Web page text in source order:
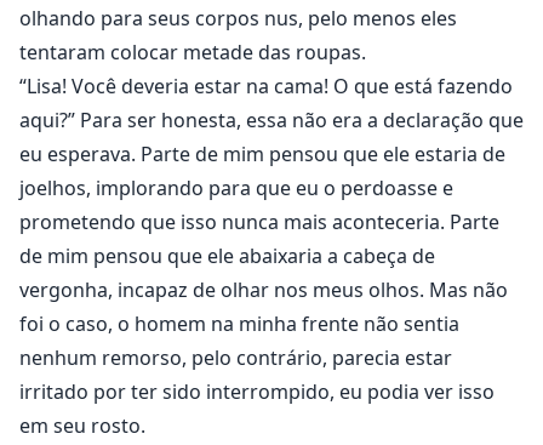
olhando para seus corpos nus, pelo menos eles
tentaram colocar metade das roupas.
“Lisa! Você deveria estar na cama! O que está fazendo
aqui?” Para ser honesta, essa não era a declaração que
eu esperava. Parte de mim pensou que ele estaria de
joelhos, implorando para que eu o perdoasse e
prometendo que isso nunca mais aconteceria. Parte
de mim pensou que ele abaixaria a cabeça de
vergonha, incapaz de olhar nos meus olhos. Mas não
foi o caso, o homem na minha frente não sentia
nenhum remorso, pelo contrário, parecia estar
irritado por ter sido interrompido, eu podia ver isso
em seu rosto.